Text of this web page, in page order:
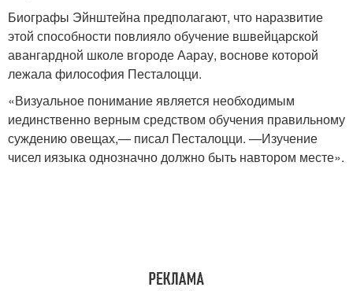
Биографы Эйнштейна предполагают, что наразвитие
этой способности повлияло обучение вшвейцарской
авангардной школе вгороде Аарау, воснове которой
лежала философия Песталоцци.
«Визуальное понимание является необходимым
иединственно верным средством обучения правильному
суждению овещах,— писал Песталоцци. —Изучение
чисел иязыка однозначно должно быть навтором месте».